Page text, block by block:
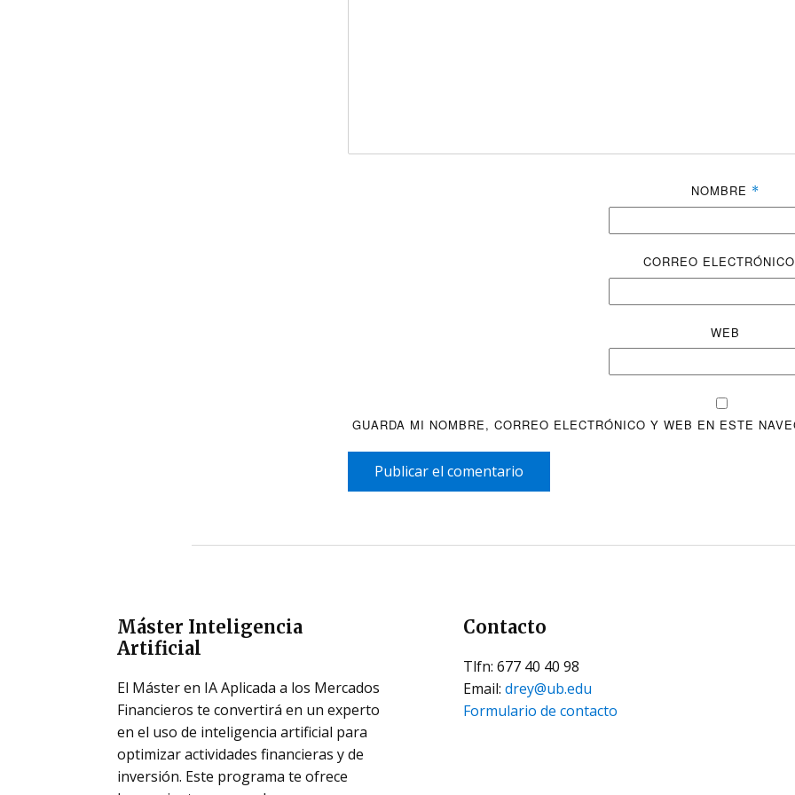
NOMBRE *
CORREO
WEB
GUARDA MI NOMBRE, CORREO ELECTRÓNICO Y WEB EN ESTE
Publicar el comentario
Máster Inteligencia
Artificial
El Máster en IA Aplicada a los Mercados
Financieros te convertirá en un experto
en el uso de inteligencia artificial para
optimizar actividades financieras y de
inversión. Este programa te ofrece
Contacto
Tlfn: 677 40 40 98
Email: drey@ub.edu
Formulario de contacto